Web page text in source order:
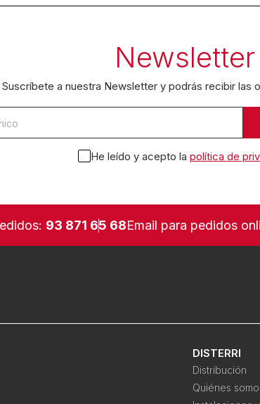
Newsletter
Suscríbete a nuestra Newsletter y podrás recibir las
He leído y acepto la política de
93 871 65 68Email para pedidos
DISTERRI
Distribución
Quiénes